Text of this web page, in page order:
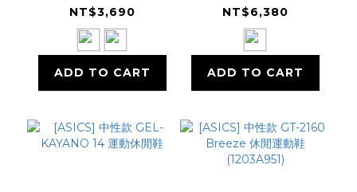
NT$3,690
ADD TO CART
NT$6,380
ADD TO CART